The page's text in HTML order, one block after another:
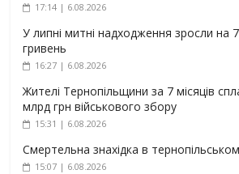
17:14 | 6.08.2026
У липні митні надходження зросли на
гривень
16:27 | 6.08.2026
Жителі Тернопільщини за 7 місяців
млрд грн військового збору
15:31 | 6.08.2026
Смертельна знахідка в
15:07 | 6.08.2026